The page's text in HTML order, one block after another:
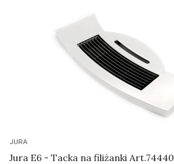
JURA
Jura E6 - Tacka na filiżanki Art.74440